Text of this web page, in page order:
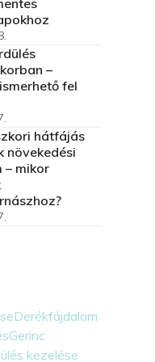
–
fel
hátfájás
növekedési
– mikor
Derékfájdalom
Gerinc
kezelése